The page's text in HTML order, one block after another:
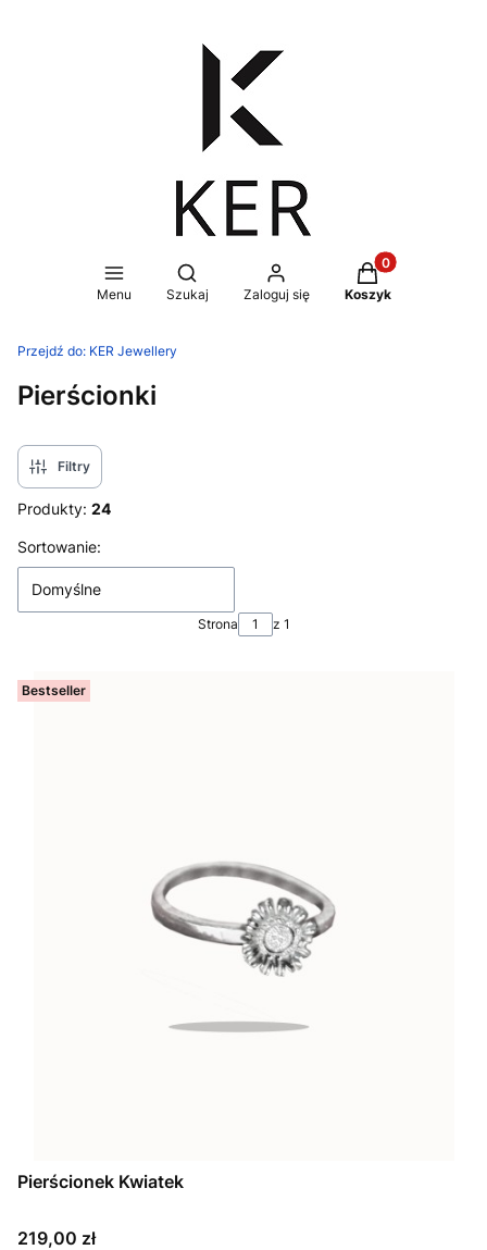
Menu
Otwórz wyszukiwarkę
Szukaj Zaloguj się
Produkty w
Koszyk
Przejdź do: KER Jewellery
Pierścionki
Filtry
Produkty: 24
Lista produktów
Sortowanie:
Domyślne
Strona z 1
Bestseller
Pierścionek Kwiatek
Cena
219,00 zł